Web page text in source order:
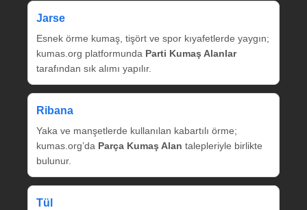
Jarse
Esnek örme kumaş, tişört ve spor kıyafetlerde yaygın;
kumas.org platformunda Parti Kumaş Alanlar
tarafından sık alımı yapılır.
Ribana
Yaka ve manşetlerde kullanılan kabartılı örme;
kumas.org’da Parça Kumaş Alan talepleriyle birlikte
bulunur.
Tül